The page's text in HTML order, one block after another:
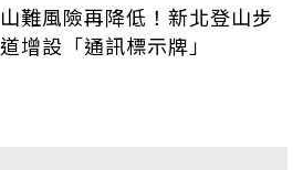
山難風險再降低！新北登山步
道增設「通訊標示牌」